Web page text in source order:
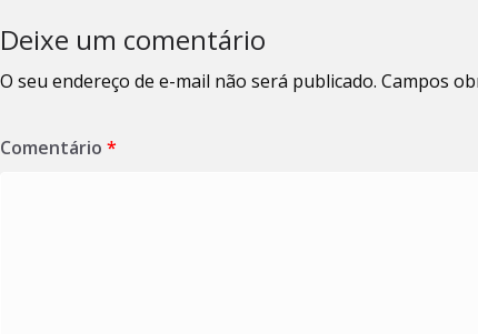
Deixe um comentário
O seu endereço de e-mail não será publicado. Campos
Comentário *